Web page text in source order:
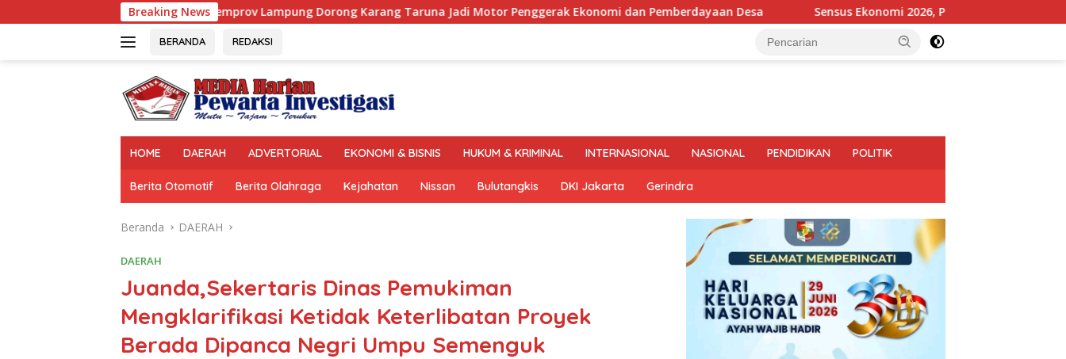
ke
Breaking News
Pemprov Lampung Dorong Karang Taruna Jadi Motor Penggerak Ekonomi dan Pemberdayaan Desa Sensus Ekonomi 2026, Pemprov Lampung Tekankan
BERANDA REDAKSI
HOME DAERAH ADVERTORIAL EKONOMI & BISNIS HUKUM & KRIMINAL INTERNASIONAL NASIONAL PENDIDIKAN POLITIK
Berita Otomotif Berita Olahraga Kejahatan Nissan Bulutangkis DKI Jakarta Gerindra
Beranda DAERAH
DAERAH
Juanda,Sekertaris Dinas Pemukiman
Mengklarifikasi Ketidak Keterlibatan Proyek
Berada Dipanca Negri Umpu Semenguk